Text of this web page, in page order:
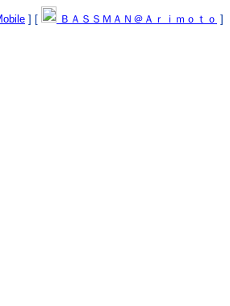
] [ ＢＡＳＳＭＡＮ＠Ａｒｉｍｏｔｏ ]